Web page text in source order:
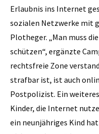
Erlaubnis ins Internet
sozialen Netzwerke mit
Plotheger. „Man muss
schützen“, ergänzte
rechtsfreie Zone
strafbar ist, ist auch
Postpolizist. Ein
Kinder, die Internet
ein neunjähriges Kind